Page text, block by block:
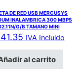
DE RED USB MERCUSYS
INALAMBRICA 300 MBPS
G/B TAMANO MINI
IVA Incluido
al carrito